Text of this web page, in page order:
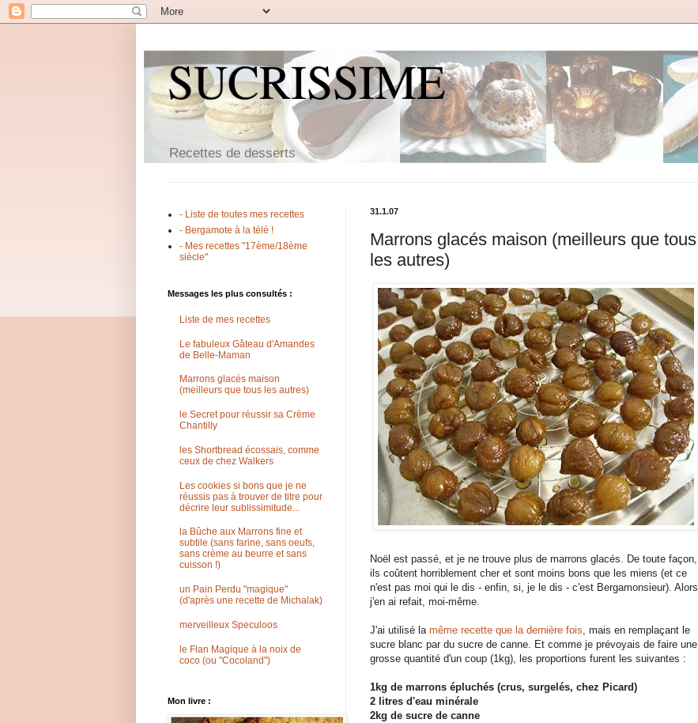
SUCRISSIME
Recettes de desserts
31.1.07
Marrons glacés maison (meilleurs que tous
les autres)
Noël est passé, et je ne trouve plus de marrons glacés. De toute façon,
ils coûtent horriblement cher et sont moins bons que les miens (et ce
n'est pas moi qui le dis - enfin, si, je le dis - c'est Bergamonsieur). Alors
j'en ai refait, moi-même.
J'ai utilisé la même recette que la dernière fois, mais en remplaçant le
sucre blanc par du sucre de canne. Et comme je prévoyais de faire une
grosse quantité d'un coup (1kg), les proportions furent les suivantes :
1kg de marrons épluchés (crus, surgelés, chez Picard)
2 litres d'eau minérale
2kg de sucre de canne
- Liste de toutes mes recettes
- Bergamote à la télé !
- Mes recettes "17ème/18ème
siècle"
Messages les plus consultés :
Liste de mes recettes
Le fabuleux Gâteau d'Amandes
de Belle-Maman
Marrons glacés maison
(meilleurs que tous les autres)
le Secret pour réussir sa Crème
Chantilly
les Shortbread écossais, comme
ceux de chez Walkers
Les cookies si bons que je ne
réussis pas à trouver de titre pour
décrire leur sublissimitude...
la Bûche aux Marrons fine et
subtile (sans farine, sans oeufs,
sans crème au beurre et sans
cuisson !)
un Pain Perdu "magique"
(d'après une recette de Michalak)
merveilleux Speculoos
le Flan Magique à la noix de
coco (ou "Cocoland")
Mon livre :